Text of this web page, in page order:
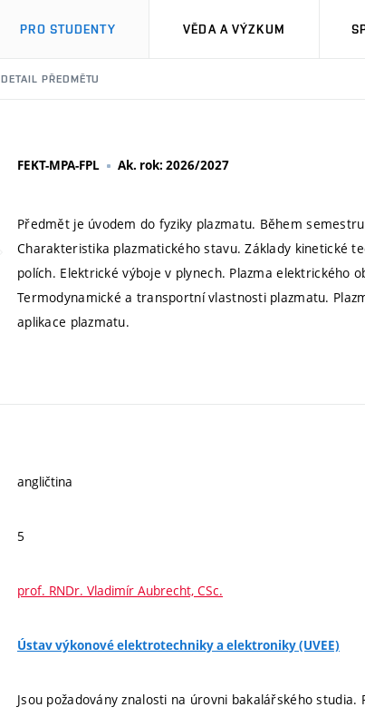
PRO STUDENTY VĚDA A VÝZKUM
DETAIL PŘEDMĚTU
FEKT-MPA-FPL Ak. rok: 2026/2027
Předmět je úvodem do fyziky plazmatu. Během
Charakteristika plazmatického stavu. Základy kinetické
polích. Elektrické výboje v plynech. Plazma elektrického
Termodynamické a transportní vlastnosti plazmatu.
aplikace plazmatu.
angličtina
5
prof. RNDr. Vladimír Aubrecht, CSc.
Ústav výkonové elektrotechniky a elektroniky (UVEE)
Jsou požadovány znalosti na úrovni bakalářského